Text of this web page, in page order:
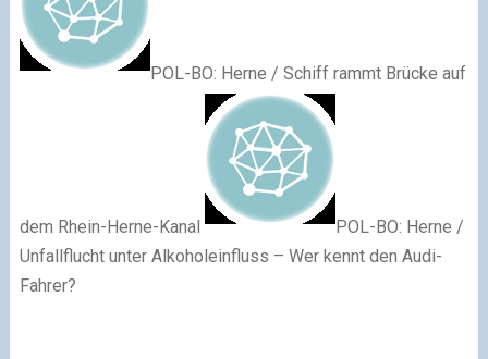
POL-BO: Herne / Schiff rammt Brücke auf
dem Rhein-Herne-Kanal
POL-BO: Herne /
Unfallflucht unter Alkoholeinfluss – Wer kennt den Audi-
Fahrer?